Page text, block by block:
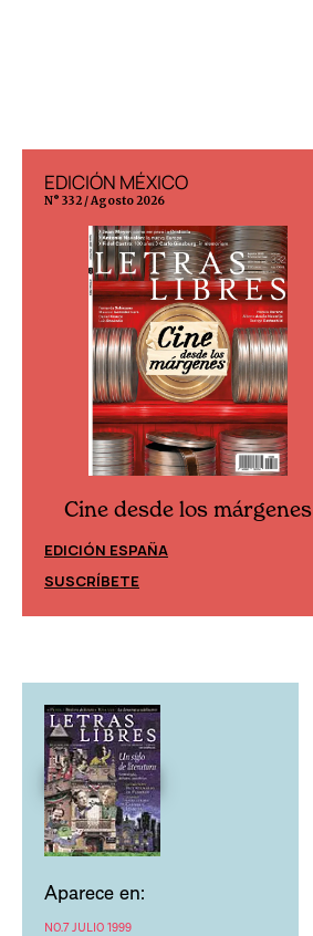
EDICIÓN MÉXICO
N° 332 / Agosto 2026
Cine desde los márgenes
EDICIÓN ESPAÑA
SUSCRÍBETE
Aparece en:
NO.7 JULIO 1999